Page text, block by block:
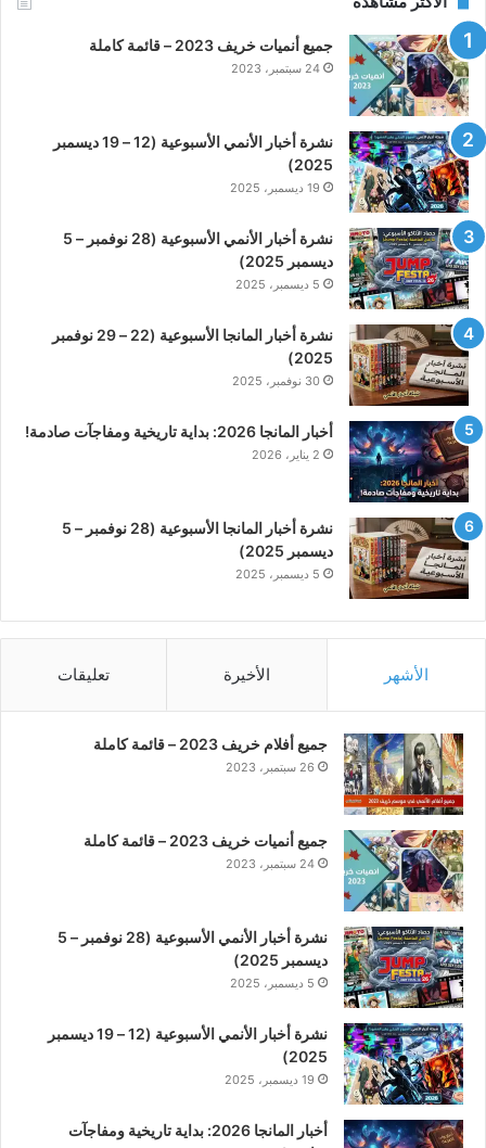
جميع أنميات خريف 2023 – قائمة كاملة
24 سبتمبر، 2023
نشرة أخبار الأنمي الأسبوعية (12 – 19 ديسمبر
2025)
19 ديسمبر، 2025
نشرة أخبار الأنمي الأسبوعية (28 نوفمبر – 5
ديسمبر 2025)
5 ديسمبر، 2025
نشرة أخبار المانجا الأسبوعية (22 – 29 نوفمبر
2025)
30 نوفمبر، 2025
أخبار المانجا 2026: بداية تاريخية ومفاجآت صادمة!
2 يناير، 2026
نشرة أخبار المانجا الأسبوعية (28 نوفمبر – 5
ديسمبر 2025)
5 ديسمبر، 2025
الأشهر الأخيرة تعليقات
جميع أفلام خريف 2023 – قائمة كاملة
26 سبتمبر، 2023
جميع أنميات خريف 2023 – قائمة كاملة
24 سبتمبر، 2023
نشرة أخبار الأنمي الأسبوعية (28 نوفمبر – 5
ديسمبر 2025)
5 ديسمبر، 2025
نشرة أخبار الأنمي الأسبوعية (12 – 19 ديسمبر
2025)
19 ديسمبر، 2025
أخبار المانجا 2026: بداية تاريخية ومفاجآت